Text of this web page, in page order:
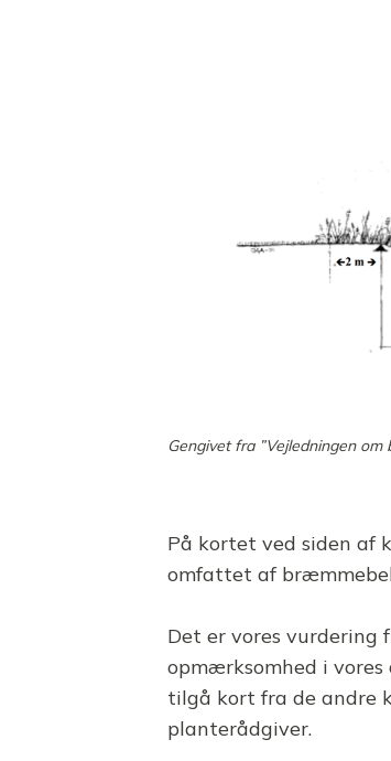
Gengivet fra ”Vejledningen
På kortet ved siden af
omfattet af
Det er vores vurdering
opmærksomhed i
tilgå kort fra de andre
planterådgiver.